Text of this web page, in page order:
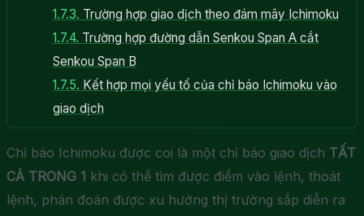
1.7.3. Trường hợp giao dịch theo đám mây Ichimoku
1.7.4. Trường hợp đường dẫn Senkou Span A cắt
Senkou Span B
1.7.5. Kết hợp mọi yếu tố của chỉ báo Ichimoku vào
giao dịch
Chỉ báo Ichimoku được coi là một chỉ báo giao dịch TẤT
CẢ TRONG 1 khi có thể tìm được điểm vào lệnh, thoát
lệnh, phán đoán được xu hướng thị trường sắp diễn ra